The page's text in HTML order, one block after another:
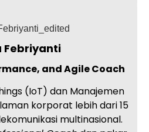
Febriyanti
and Agile Coach
(IoT) dan Manajemen
korporat lebih dari 15
multinasional.